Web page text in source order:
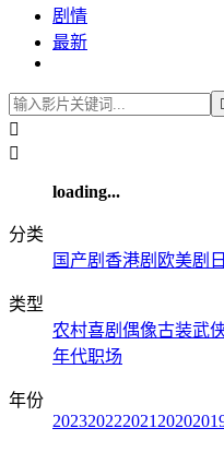
剧情
最新


loading...
分类
国产剧 香港剧 欧美剧
类型
农村喜剧 偶像古装武
年代职场
年份
202320222021 2020